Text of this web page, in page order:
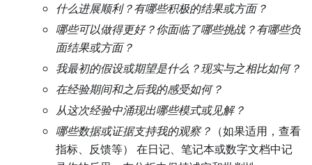
什么进展顺利？有哪些积极的结果或方面？
哪些可以做得更好？你面临了哪些挑战？有哪些负
面结果或方面？
我最初的假设或期望是什么？现实与之相比如何？
在经验期间和之后我的感受如何？
从这次经验中涌现出哪些模式或见解？
哪些数据或证据支持我的观察？ （如果适用，查看
指标、反馈等） 在日记、笔记本或数字文档中记